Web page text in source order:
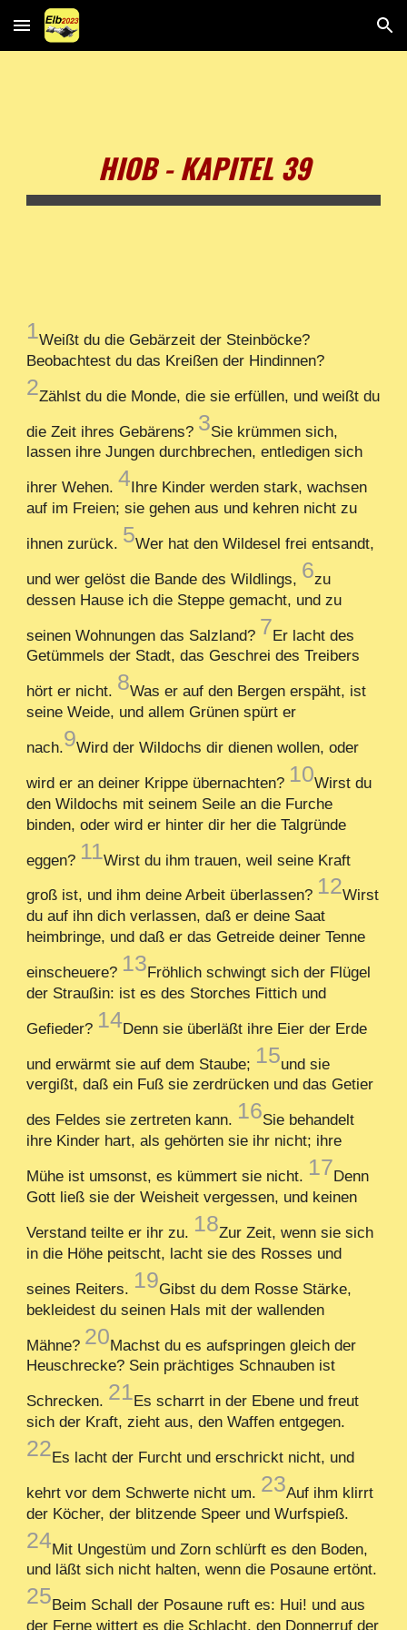
Skip to main content Skip to navigation
HIOB - KAPITEL 39
1Weißt du die Gebärzeit der Steinböcke?
Beobachtest du das Kreißen der Hindinnen?
2Zählst du die Monde, die sie erfüllen, und weißt du
die Zeit ihres Gebärens? 3Sie krümmen sich,
lassen ihre Jungen durchbrechen, entledigen sich
ihrer Wehen.4Ihre Kinder werden stark, wachsen
auf im Freien; sie gehen aus und kehren nicht zu
ihnen zurück. 5Wer hat den Wildesel frei entsandt,
und wer gelöst die Bande des Wildlings, 6zu
dessen Hause ich die Steppe gemacht, und zu
seinen Wohnungen das Salzland? 7Er lacht des
Getümmels der Stadt, das Geschrei des Treibers
hört er nicht. 8Was er auf den Bergen erspäht, ist
seine Weide, und allem Grünen spürt er
nach.9Wird der Wildochs dir dienen wollen, oder
wird er an deiner Krippe übernachten? 10Wirst du
den Wildochs mit seinem Seile an die Furche
binden, oder wird er hinter dir her die Talgründe
eggen? 11Wirst du ihm trauen, weil seine Kraft
groß ist, und ihm deine Arbeit überlassen? 12Wirst
du auf ihn dich verlassen, daß er deine Saat
heimbringe, und daß er das Getreide deiner Tenne
einscheuere? 13Fröhlich schwingt sich der Flügel
der Straußin: ist es des Storches Fittich und
Gefieder? 14Denn sie überläßt ihre Eier der Erde
und erwärmt sie auf dem Staube; 15und sie
vergißt, daß ein Fuß sie zerdrücken und das Getier
des Feldes sie zertreten kann. 16Sie behandelt
ihre Kinder hart, als gehörten sie ihr nicht; ihre
Mühe ist umsonst, es kümmert sie nicht. 17Denn
Gott ließ sie der Weisheit vergessen, und keinen
Verstand teilte er ihr zu. 18Zur Zeit, wenn sie sich
in die Höhe peitscht, lacht sie des Rosses und
seines Reiters. 19Gibst du dem Rosse Stärke,
bekleidest du seinen Hals mit der wallenden
Mähne? 20Machst du es aufspringen gleich der
Heuschrecke? Sein prächtiges Schnauben ist
Schrecken. 21Es scharrt in der Ebene und freut
sich der Kraft, zieht aus, den Waffen entgegen.
22Es lacht der Furcht und erschrickt nicht, und
kehrt vor dem Schwerte nicht um. 23Auf ihm klirrt
der Köcher, der blitzende Speer und Wurfspieß.
24Mit Ungestüm und Zorn schlürft es den Boden,
und läßt sich nicht halten, wenn die Posaune ertönt.
25Beim Schall der Posaune ruft es: Hui! und aus
der Ferne wittert es die Schlacht, den Donnerruf der